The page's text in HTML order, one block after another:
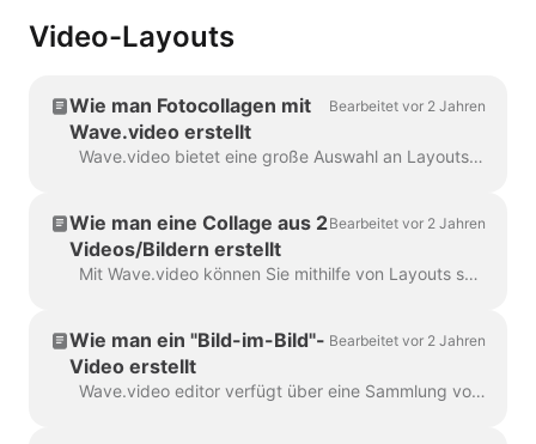
Video-Layouts
Wie man Fotocollagen mit
Wave.video erstellt
Bearbeitet vor 2 Jahren
Wave.video bietet eine große Auswahl an Layouts - eine Sammlung von Rahmen, Masken und Rastern - mit denen Sie mehrere Bilder in einer Szene kombinieren können...
Wie man eine Collage aus 2
Videos/Bildern erstellt
Bearbeitet vor 2 Jahren
Mit Wave.video können Sie mithilfe von Layouts schöne Collagen aus Videos und Bildern erstellen. Layouts bestehen aus einer Sammlung von verschiedenen Rastern und Masken, die...
Wie man ein "Bild-im-Bild"-
Video erstellt
Bearbeitet vor 2 Jahren
Wave.video editor verfügt über eine Sammlung von Layouts, mit denen Sie mehrere Videoclips oder Bilder kombinieren können. Wenn Sie ein "Bild-im-Bild"-Video erstellen wollen...